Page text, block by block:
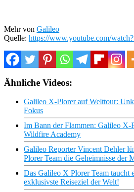
Mehr von Galileo
Quelle: https://www.youtube.com/
Ähnliche Videos:
Galileo X-Plorer auf Welttour:
Fokus
Im Bann der Flammen: Galileo X-
Wildfire Academy
Galileo Reporter Vincent Dehler
Plorer Team die Geheimnisse der
Das Galileo X Plorer Team taucht
exklusivste Reiseziel der Welt!